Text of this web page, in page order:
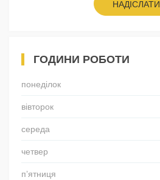
НАДІСЛАТИ
ГОДИНИ РОБОТИ
понеділок
вівторок
середа
четвер
пʼятниця